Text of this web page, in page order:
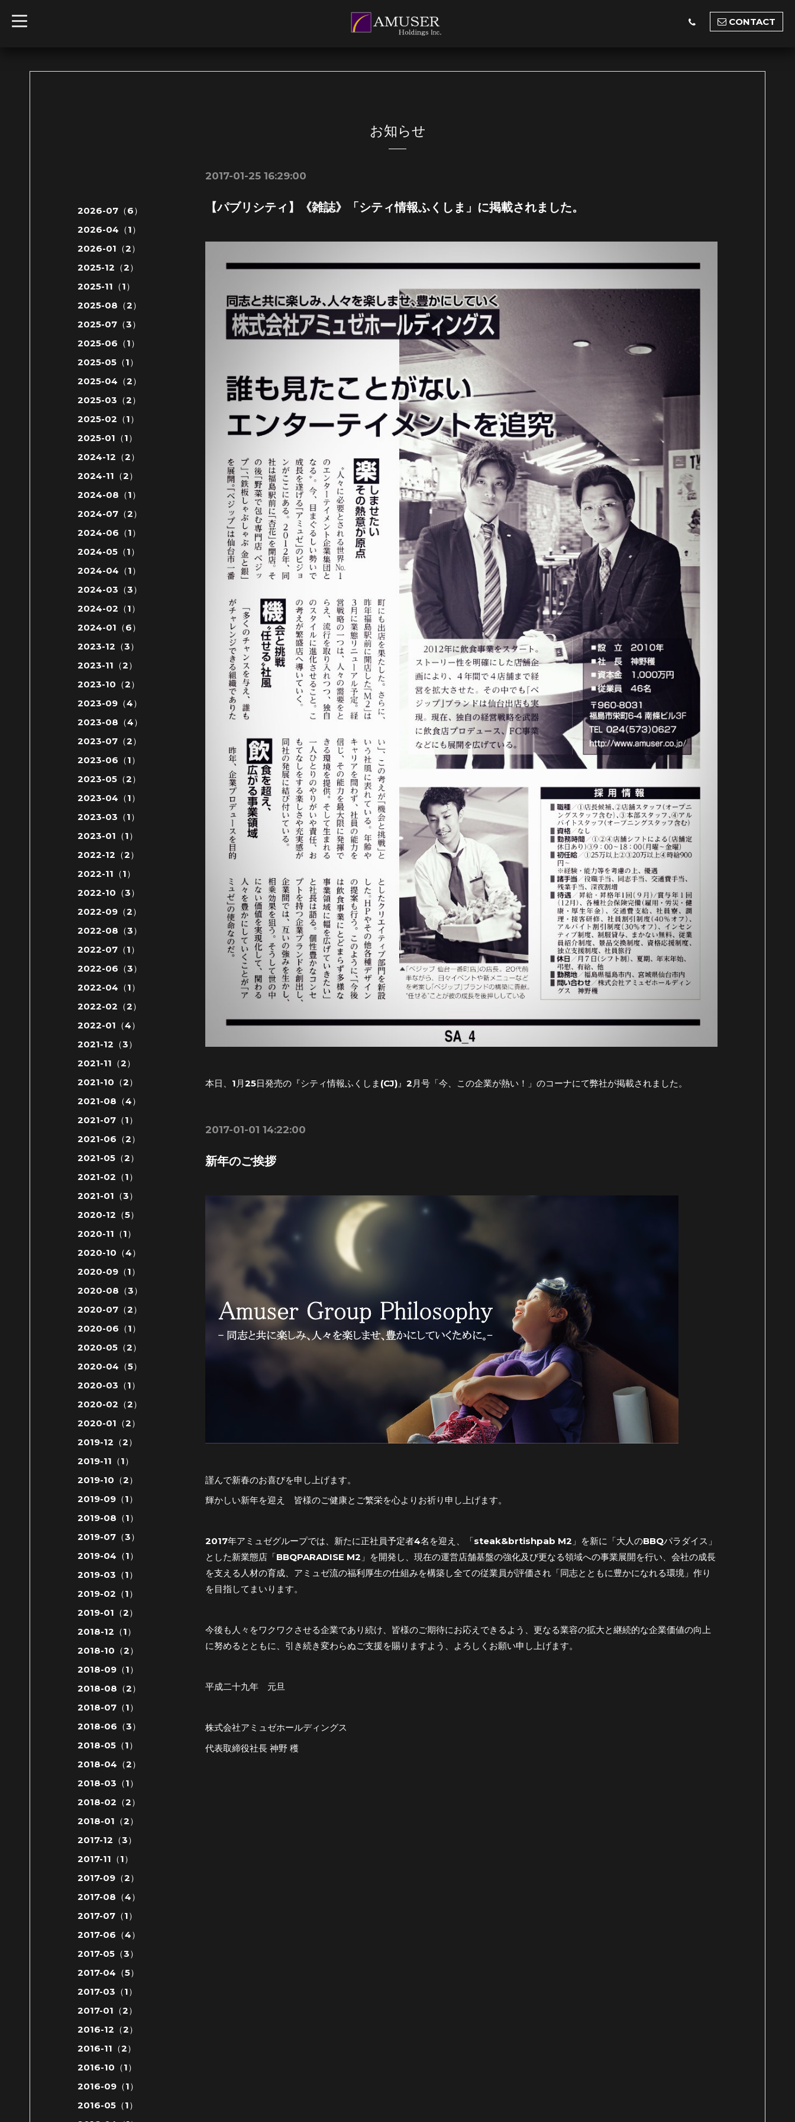
t
o
CONTACT
お知らせ
2017-01-25 16:29:00
【パブリシティ】《雑誌》「シティ情報ふくしま」に掲載されました。
本日、1月25日発売の『シティ情報ふくしま(CJ)』2月号「今、この企業が熱い！」のコーナにて弊社が掲載されました。
2017-01-01 14:22:00
新年のご挨拶
謹んで新春のお喜びを申し上げます。
輝かしい新年を迎え 皆様のご健康とご繁栄を心よりお祈り申し上げます。
2017年アミュゼグループでは、新たに正社員予定者4名を迎え、「steak&brtishpab M2」を新に「大人のBBQパラダイス」
とした新業態店「BBQPARADISE M2」を開発し、現在の運営店舗基盤の強化及び更なる領域への事業展開を行い、会社の成長
を支える人材の育成、アミュゼ流の福利厚生の仕組みを構築し全ての従業員が評価され「同志とともに豊かになれる環境」作り
を目指してまいります。
今後も人々をワクワクさせる企業であり続け、皆様のご期待にお応えできるよう、更なる業容の拡大と継続的な企業価値の向上
に努めるとともに、引き続き変わらぬご支援を賜りますよう、よろしくお願い申し上げます。
平成二十九年 元旦
株式会社アミュゼホールディングス
代表取締役社長 神野 穫
2026-07（6）
2026-04（1）
2026-01（2）
2025-12（2）
2025-11（1）
2025-08（2）
2025-07（3）
2025-06（1）
2025-05（1）
2025-04（2）
2025-03（2）
2025-02（1）
2025-01（1）
2024-12（2）
2024-11（2）
2024-08（1）
2024-07（2）
2024-06（1）
2024-05（1）
2024-04（1）
2024-03（3）
2024-02（1）
2024-01（6）
2023-12（3）
2023-11（2）
2023-10（2）
2023-09（4）
2023-08（4）
2023-07（2）
2023-06（1）
2023-05（2）
2023-04（1）
2023-03（1）
2023-01（1）
2022-12（2）
2022-11（1）
2022-10（3）
2022-09（2）
2022-08（3）
2022-07（1）
2022-06（3）
2022-04（1）
2022-02（2）
2022-01（4）
2021-12（3）
2021-11（2）
2021-10（2）
2021-08（4）
2021-07（1）
2021-06（2）
2021-05（2）
2021-02（1）
2021-01（3）
2020-12（5）
2020-11（1）
2020-10（4）
2020-09（1）
2020-08（3）
2020-07（2）
2020-06（1）
2020-05（2）
2020-04（5）
2020-03（1）
2020-02（2）
2020-01（2）
2019-12（2）
2019-11（1）
2019-10（2）
2019-09（1）
2019-08（1）
2019-07（3）
2019-04（1）
2019-03（1）
2019-02（1）
2019-01（2）
2018-12（1）
2018-10（2）
2018-09（1）
2018-08（2）
2018-07（1）
2018-06（3）
2018-05（1）
2018-04（2）
2018-03（1）
2018-02（2）
2018-01（2）
2017-12（3）
2017-11（1）
2017-09（2）
2017-08（4）
2017-07（1）
2017-06（4）
2017-05（3）
2017-04（5）
2017-03（1）
2017-01（2）
2016-12（2）
2016-11（2）
2016-10（1）
2016-09（1）
2016-05（1）